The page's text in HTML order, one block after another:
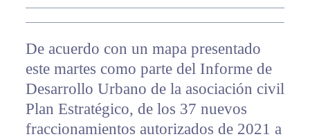
De acuerdo con un mapa presentado
este martes como parte del Informe de
Desarrollo Urbano de la asociación civil
Plan Estratégico, de los 37 nuevos
fraccionamientos autorizados de 2021 a